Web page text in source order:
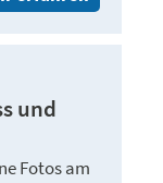
und
Fotos am